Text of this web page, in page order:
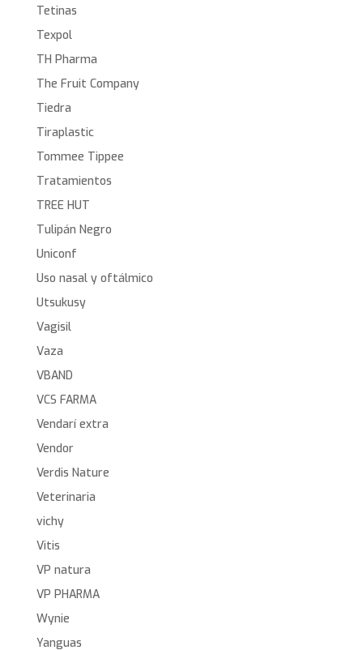
Tetinas
Texpol
TH Pharma
The Fruit Company
Tiedra
Tiraplastic
Tommee Tippee
Tratamientos
TREE HUT
Tulipán Negro
Uniconf
Uso nasal y oftálmico
Utsukusy
Vagisil
Vaza
VBAND
VCS FARMA
Vendarí extra
Vendor
Verdis Nature
Veterinaria
vichy
Vitis
VP natura
VP PHARMA
Wynie
Yanguas